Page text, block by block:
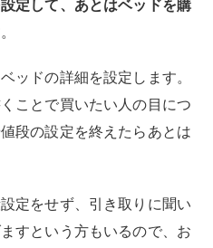
定して、あとはベッドを購
ッドの詳細を設定します。
ことで買いたい人の目につ
段の設定を終えたらあとは
定をせず、引き取りに聞い
すという方もいるので、お